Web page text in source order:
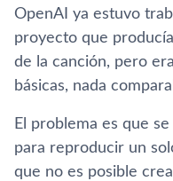
OpenAI ya estuvo
proyecto que
de la canción, pero
básicas, nada
El problema es que
para reproducir un
que no es posible